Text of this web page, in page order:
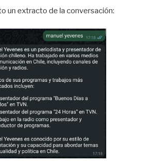
un extracto de la conversación: